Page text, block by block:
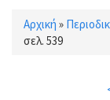
Είστε εδώ
Αρχική »
σελ. 539